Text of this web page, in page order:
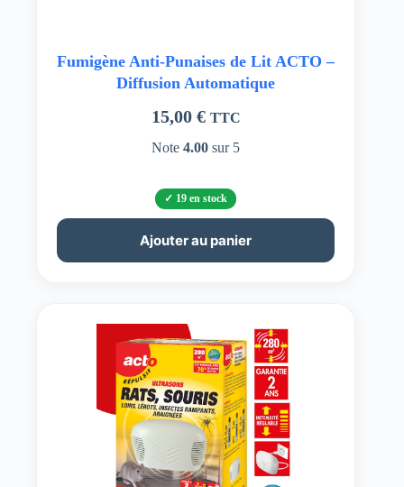
Fumigène Anti-Punaises de Lit ACTO –
Diffusion Automatique
15,00 € TTC
Note4.00 sur 5
19 en stock
Ajouter au panier